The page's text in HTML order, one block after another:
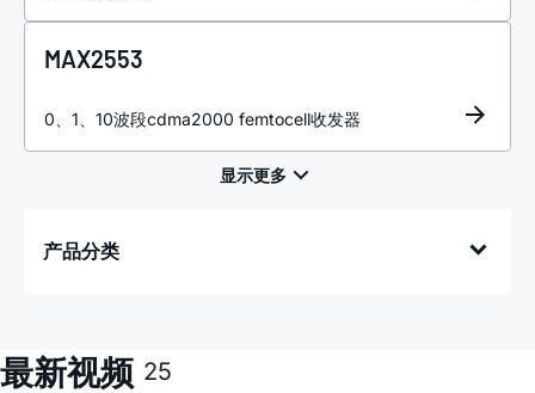
MAX2553
0、1、10波段cdma2000 femtocell收发器
产品分类
最新视频 25